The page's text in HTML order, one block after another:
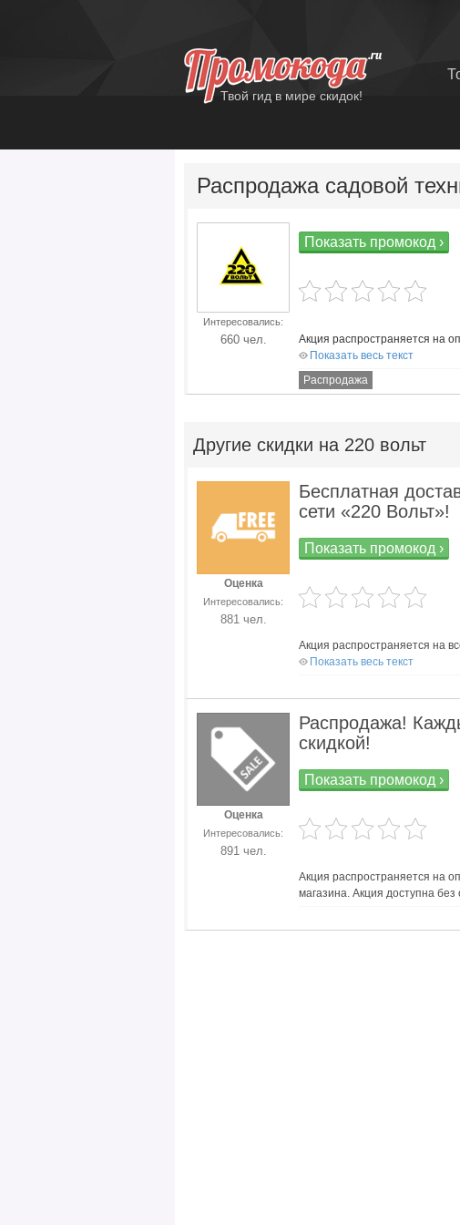
Твой гид в мире скидок!
Распродажа садовой
Все Скидки на 220
вольт
Интересовались:
660 чел.
Показать промокод ›
Акция распространяется на
Показать весь текст
Распродажа
Другие скидки на 220 вольт
Оценка
Интересовались:
881 чел.
Бесплатная
сети «220 Вольт»!
Показать промокод ›
Акция распространяется на
Показать весь текст
Оценка
Интересовались:
891 чел.
Распродажа!
скидкой!
Показать промокод ›
Акция распространяется на
магазина. Акция доступна